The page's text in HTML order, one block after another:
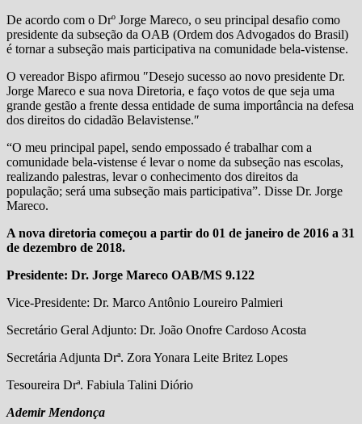
De acordo com o Drº Jorge Mareco, o seu principal desafio como
presidente da subseção da OAB (Ordem dos Advogados do Brasil)
é tornar a subseção mais participativa na comunidade bela-vistense.
O vereador Bispo afirmou ″Desejo sucesso ao novo presidente Dr.
Jorge Mareco e sua nova Diretoria, e faço votos de que seja uma
grande gestão a frente dessa entidade de suma importância na defesa
dos direitos do cidadão Belavistense.″
“O meu principal papel, sendo empossado é trabalhar com a
comunidade bela-vistense é levar o nome da subseção nas escolas,
realizando palestras, levar o conhecimento dos direitos da
população; será uma subseção mais participativa”. Disse Dr. Jorge
Mareco.
A nova diretoria começou a partir do 01 de janeiro de 2016 a 31
de dezembro de 2018.
Presidente: Dr. Jorge Mareco OAB/MS 9.122
Vice-Presidente: Dr. Marco Antônio Loureiro Palmieri
Secretário Geral Adjunto: Dr. João Onofre Cardoso Acosta
Secretária Adjunta Drª. Zora Yonara Leite Britez Lopes
Tesoureira Drª. Fabiula Talini Diório
Ademir Mendonça